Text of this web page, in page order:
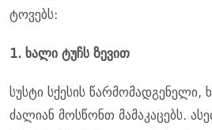
ტოვებს:
1. ხალი ტუჩს ზევით
სუსტი სქესის წარმომადგენელი,
ძალიან მოსწონთ მამაკაცებს.